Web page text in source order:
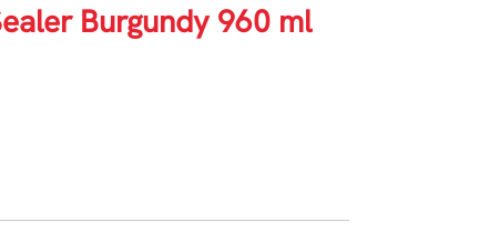
Burgundy 960 ml